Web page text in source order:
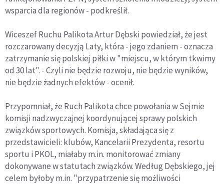
wsparcia dla regionów - podkreślił.
Wiceszef Ruchu Palikota Artur Dębski powiedział, że jest
rozczarowany decyzją Laty, która - jego zdaniem - oznacza
zatrzymanie się polskiej piłki w "miejscu, w którym tkwimy
od 30 lat". - Czyli nie będzie rozwoju, nie będzie wyników,
nie będzie żadnych efektów - ocenił.
Przypomniał, że Ruch Palikota chce powołania w Sejmie
komisji nadzwyczajnej koordynującej sprawy polskich
związków sportowych. Komisja, składająca się z
przedstawicieli: klubów, Kancelarii Prezydenta, resortu
sportu i PKOL, miałaby m.in. monitorować zmiany
dokonywane w statutach związków. Według Dębskiego, jej
celem byłoby m.in. "przypatrzenie się możliwości